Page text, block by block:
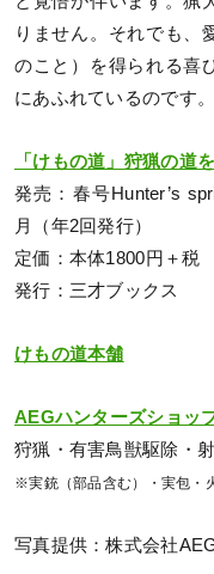
りません。それでも、
のこと）を得られる喜
にあふれているのです。
「けもの道」狩猟の道
発売：春号Hunter’s
月（年2回発行）
定価：本体1800円＋税
発行：三才ブックス
けもの道本舗
AEGハンターズショッ
狩猟・有害鳥獣駆除・
※実銃（部品含む）・実包・
写真提供：株式会社